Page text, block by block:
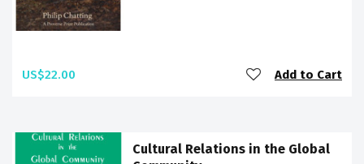
US$22.00 Add to Cart
Cultural Relations in the Global